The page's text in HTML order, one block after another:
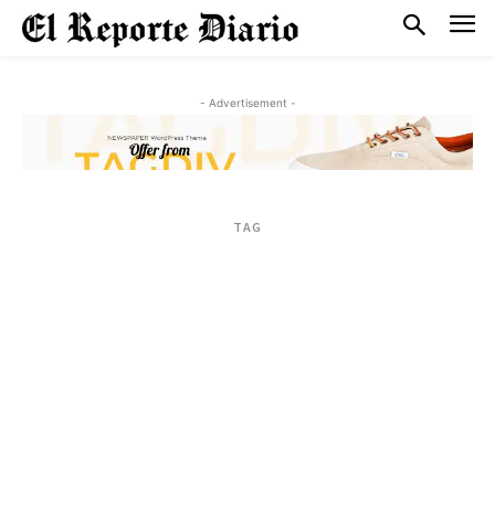
- Advertisement -
TAG